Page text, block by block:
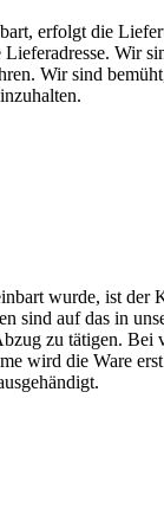
erfolgt die
Wir
Wir sind
wurde, ist der
sind auf das in
zu tätigen. Bei
wird die Ware